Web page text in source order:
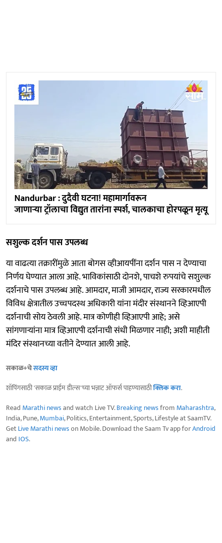
Nandurbar : दुदैवी घटना! महामार्गावरून
जाणाऱ्या ट्रॉलाचा विद्युत तारांना स्पर्श, चालकाचा होरपळून मृत्यू
सशुल्क दर्शन पास उपलब्ध
या वाढत्या तक्रारींमुळे आता बोगस व्हीआयपींना दर्शन पास न देण्याचा
निर्णय घेण्यात आला आहे. भाविकांसाठी दोनशे, पाचशे रुपयांचे सशुल्क
दर्शनाचे पास उपलब्ध आहे. आमदार, माजी आमदार, राज्य सरकारमधील
विविध क्षेत्रातील उच्चपदस्थ अधिकारी यांना मंदीर संस्थानने व्हिआएपी
दर्शनाची सोय ठेवली आहे. मात्र कोणीही व्हिआएपी आहे; असे
सांगणाऱ्यांना मात्र व्हिआएपी दर्शनाची संधी मिळणार नाही; अशी माहीती
मंदिर संस्थानच्या वतीने देण्यात आली आहे.
सकाळ+चेसदस्य व्हा
शॉपिंगसाठी 'सकाळ प्राईम डील्स'च्या भन्नाट ऑफर्स पाहण्यासाठीक्लिक करा.
Read Marathi newsand watch Live TV.Breaking newsfrom Maharashtra,
India, Pune,Mumbai, Politics, Entertainment, Sports, Lifestyle at SaamTV.
GetLive Marathi newson Mobile. Download the Saam Tv app forAndroid
and IOS.